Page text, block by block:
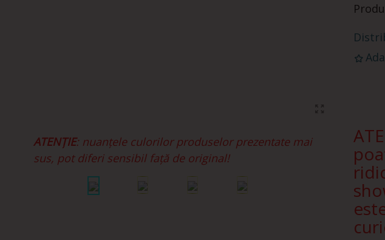
ATENȚIE: nuanțele culorilor produselor prezentate mai
sus, pot diferi sensibil față de original!